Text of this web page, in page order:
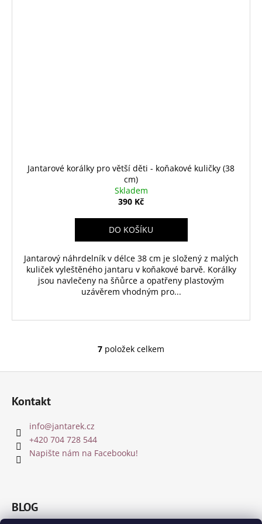
Jantarové korálky pro větší děti - koňakové kuličky (38
cm)
Skladem
390 Kč
DO KOŠÍKU
Jantarový náhrdelník v délce 38 cm je složený z malých
kuliček vyleštěného jantaru v koňakové barvě. Korálky
jsou navlečeny na šňůrce a opatřeny plastovým
uzávěrem vhodným pro...
O
p
7 položek celkem
Kontakt
info@jantarek.cz
+420 704 728 544
Napište nám na Facebooku!
BLOG